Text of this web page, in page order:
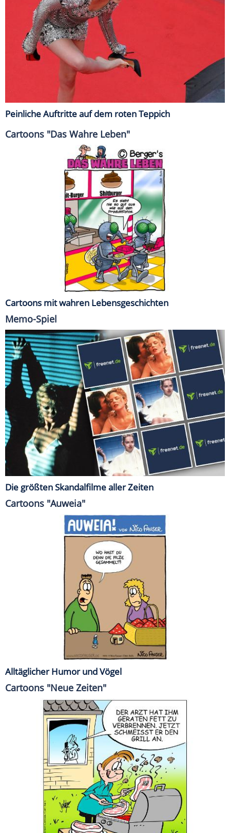
Peinliche Auftritte auf dem roten Teppich
Cartoons "Das Wahre Leben"
Cartoons mit wahren Lebensgeschichten
Memo-Spiel
Die größten Skandalfilme aller Zeiten
Cartoons "Auweia"
Alltäglicher Humor und Vögel
Cartoons "Neue Zeiten"